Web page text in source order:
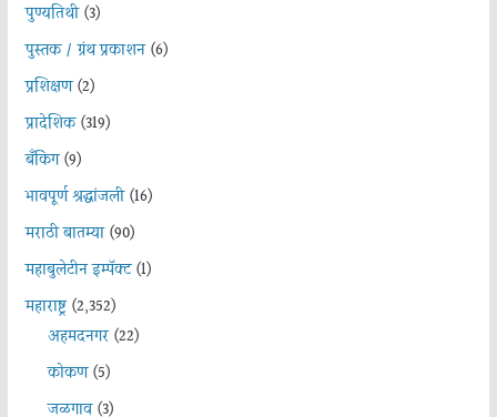
पुण्यतिथी(3)
पुस्तक / ग्रंथ प्रकाशन(6)
प्रशिक्षण(2)
प्रादेशिक(319)
बँकिंग(9)
भावपूर्ण श्रद्धांजली(16)
मराठी बातम्या(90)
महाबुलेटीन इम्पॅक्ट(1)
महाराष्ट्र(2,352)
अहमदनगर(22)
कोकण(5)
जळगाव(3)